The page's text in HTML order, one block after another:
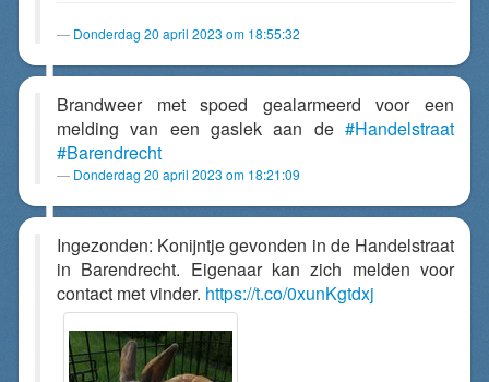
Donderdag 20 april 2023 om 18:55:32
Brandweer met spoed gealarmeerd voor een
melding van een gaslek aan de #Handelstraat
#Barendrecht
Donderdag 20 april 2023 om 18:21:09
Ingezonden: Konijntje gevonden in de Handelstraat
in Barendrecht. Eigenaar kan zich melden voor
contact met vinder. https://t.co/0xunKgtdxj